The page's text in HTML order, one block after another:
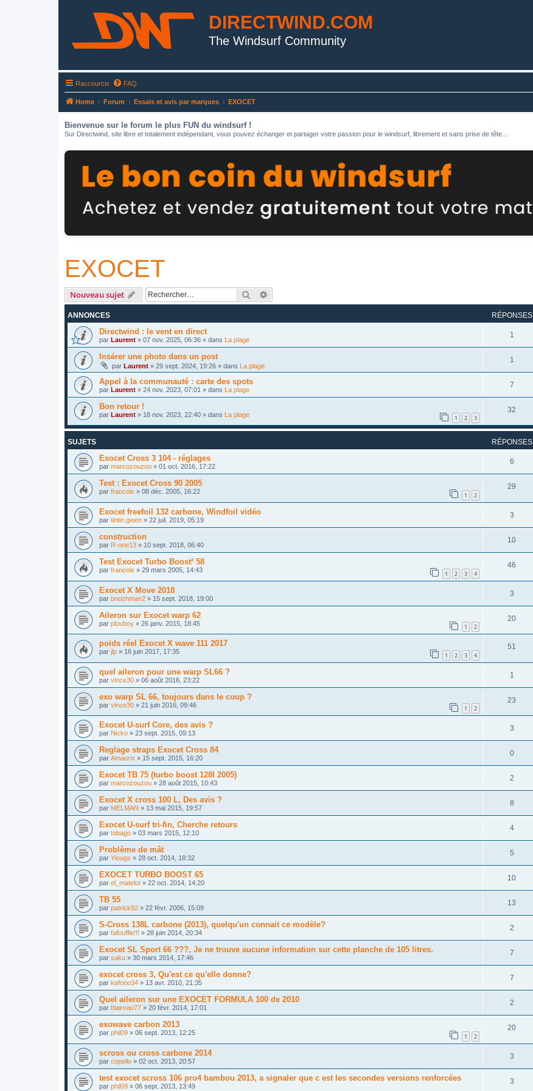
DIRECTWIND.COM
The Windsurf Community
Raccourcis FAQ
Home Forum Essais et avis par marques EXOCET
Bienvenue sur le forum le plus FUN du windsurf !
Sur Directwind, site libre et totalement indépendant, vous pouvez échanger et partager votre passion pour le windsurf, librement et sans prise de tête...
EXOCET
Nouveau sujet Rechercher
ANNONCES RÉPONSES
Directwind : le vent en direct
par Laurent » 07 nov. 2025, 06:36 » dans La plage
1
Insérer une photo dans un post
par Laurent » 29 sept. 2024, 19:26 » dans La plage
1
Appel à la communauté : carte des spots
par Laurent » 24 nov. 2023, 07:01 » dans La plage
7
Bon retour !
par Laurent » 18 nov. 2023, 22:40 » dans La plage 1 2 3
32
SUJETS RÉPONSES
Exocet Cross 3 104 - réglages
par marcozouzou » 01 oct. 2016, 17:22
6
Test : Exocet Cross 90 2005
par francois » 08 déc. 2005, 16:22 1 2
29
Exocet freefoil 132 carbone, Windfoil vidéo
par tintin.gwen » 22 juil. 2019, 05:19
3
construction
par R-one13 » 10 sept. 2018, 06:40
10
Test Exocet Turbo Boost² 58
par francois » 29 mars 2005, 14:43 1 2 3 4
46
Exocet X Move 2018
par breizhman2 » 15 sept. 2018, 19:00
3
Aileron sur Exocet warp 62
par plouboy » 26 janv. 2015, 18:45 1 2
20
poids réel Exocet X wave 111 2017
par jlp » 16 juin 2017, 17:35 1 2 3 4
51
quel aileron pour une warp SL66 ?
par vince30 » 06 août 2016, 23:22
1
exo warp SL 66, toujours dans le coup ?
par vince30 » 21 juin 2016, 09:46 1 2
23
Exocet U-surf Core, des avis ?
par Nicko » 23 sept. 2015, 09:13
3
Reglage straps Exocet Cross 84
par Amaurix » 15 sept. 2015, 16:20
0
Exocet TB 75 (turbo boost 128l 2005)
par marcozouzou » 28 août 2015, 10:43
2
Exocet X cross 100 L, Des avis ?
par MELMAN » 13 mai 2015, 19:57
8
Exocet U-surf tri-fin, Cherche retours
par tobago » 03 mars 2015, 12:10
4
Problème de mât
par Yiougs » 28 oct. 2014, 18:32
5
EXOCET TURBO BOOST 65
par el_matelot » 22 oct. 2014, 14:20
10
TB 55
par patrick92 » 22 févr. 2006, 15:09
13
S-Cross 138L carbone (2013), quelqu'un connait ce modèle?
par fafouffle!!! » 28 juin 2014, 20:34
2
Exocet SL Sport 66 ???, Je ne trouve aucune information sur cette planche de 105 litres.
par saku » 30 mars 2014, 17:46
7
exocet cross 3, Qu'est ce qu'elle donne?
par kafooo34 » 13 avr. 2010, 21:35
7
Quel aileron sur une EXOCET FORMULA 100 de 2010
par blaireau77 » 20 févr. 2014, 17:01
2
exowave carbon 2013
par phil09 » 06 sept. 2013, 12:25 1 2
20
scross ou cross carbone 2014
par copello » 02 oct. 2013, 20:57
3
test exocet scross 106 pro4 bambou 2013, a signaler que c est les secondes versions renforcées
par phil09 » 06 sept. 2013, 13:49
3